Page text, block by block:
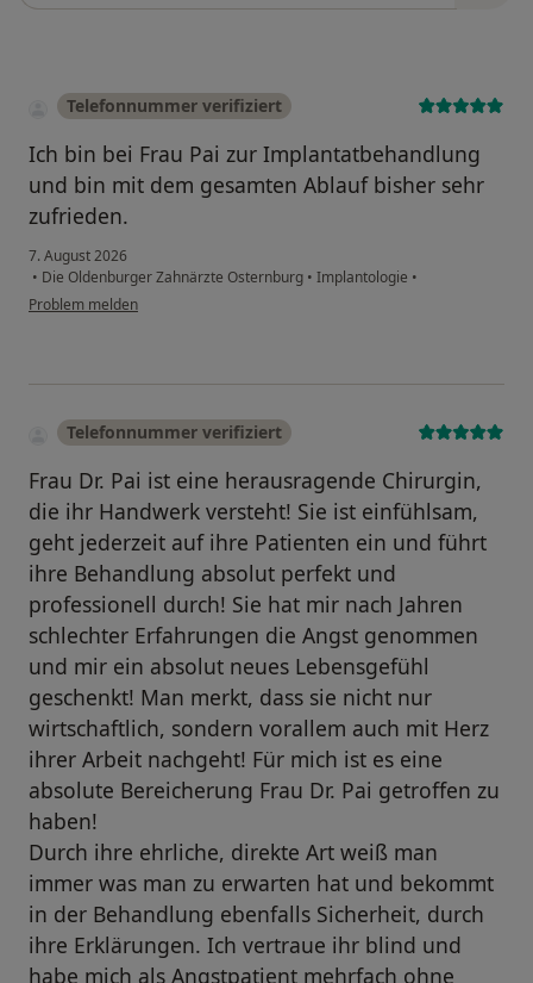
Telefonnummer verifiziert
Ich bin bei Frau Pai zur Implantatbehandlung
und bin mit dem gesamten Ablauf bisher sehr
zufrieden.
7. August 2026
• Die Oldenburger Zahnärzte Osternburg • Implantologie •
Problem melden
Telefonnummer verifiziert
Frau Dr. Pai ist eine herausragende Chirurgin,
die ihr Handwerk versteht! Sie ist einfühlsam,
geht jederzeit auf ihre Patienten ein und führt
ihre Behandlung absolut perfekt und
professionell durch! Sie hat mir nach Jahren
schlechter Erfahrungen die Angst genommen
und mir ein absolut neues Lebensgefühl
geschenkt! Man merkt, dass sie nicht nur
wirtschaftlich, sondern vorallem auch mit Herz
ihrer Arbeit nachgeht! Für mich ist es eine
absolute Bereicherung Frau Dr. Pai getroffen zu
haben!
Durch ihre ehrliche, direkte Art weiß man
immer was man zu erwarten hat und bekommt
in der Behandlung ebenfalls Sicherheit, durch
ihre Erklärungen. Ich vertraue ihr blind und
habe mich als Angstpatient mehrfach ohne